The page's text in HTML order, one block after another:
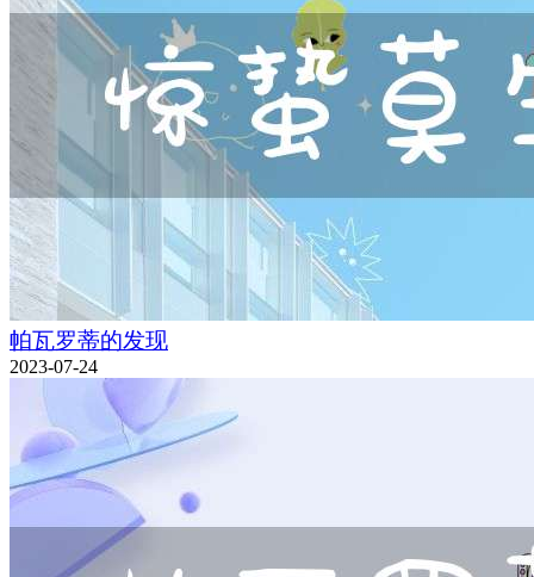
帕瓦罗蒂的发现
2023-07-24